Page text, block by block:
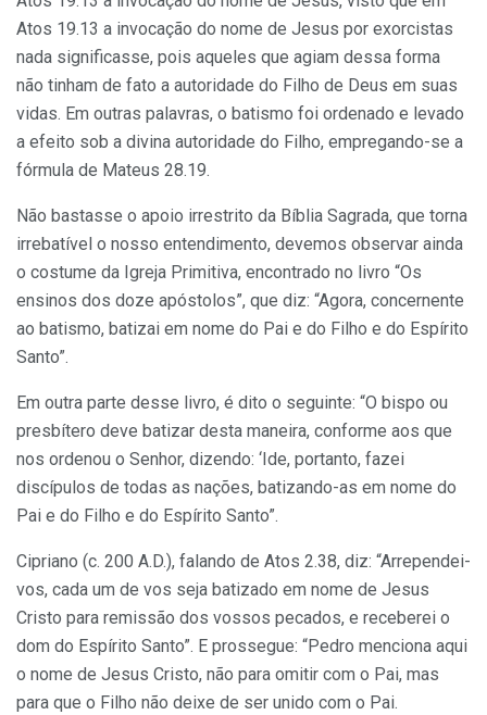
Atos 19.13 a invocação do nome de Jesus por exorcistas
nada significasse, pois aqueles que agiam dessa forma
não tinham de fato a autoridade do Filho de Deus em suas
vidas. Em outras palavras, o batismo foi ordenado e levado
a efeito sob a divina autoridade do Filho, empregando-se a
fórmula de Mateus 28.19.
Não bastasse o apoio irrestrito da Bíblia Sagrada, que torna
irrebatível o nosso entendimento, devemos observar ainda
o costume da Igreja Primitiva, encontrado no livro “Os
ensinos dos doze apóstolos”, que diz: “Agora, concernente
ao batismo, batizai em nome do Pai e do Filho e do Espírito
Santo”.
Em outra parte desse livro, é dito o seguinte: “O bispo ou
presbítero deve batizar desta maneira, conforme aos que
nos ordenou o Senhor, dizendo: ‘Ide, portanto, fazei
discípulos de todas as nações, batizando-as em nome do
Pai e do Filho e do Espírito Santo”.
Cipriano (c. 200 A.D.), falando de Atos 2.38, diz: “Arrependei-
vos, cada um de vos seja batizado em nome de Jesus
Cristo para remissão dos vossos pecados, e receberei o
dom do Espírito Santo”. E prossegue: “Pedro menciona aqui
o nome de Jesus Cristo, não para omitir com o Pai, mas
para que o Filho não deixe de ser unido com o Pai.